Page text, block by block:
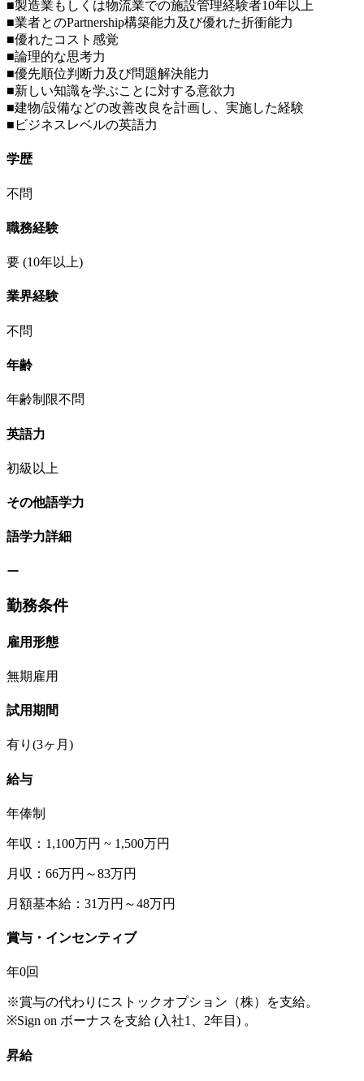
■製造業もしくは物流業での施設管理経験者10年以上
■業者とのPartnership構築能力及び優れた折衝能力
■優れたコスト感覚
■論理的な思考力
■優先順位判断力及び問題解決能力
■新しい知識を学ぶことに対する意欲力
■建物/設備などの改善改良を計画し、実施した経験
■ビジネスレベルの英語力
学歴
不問
職務経験
要 (10年以上)
業界経験
不問
年齢
年齢制限不問
英語力
初級以上
その他語学力
語学力詳細
ー
勤務条件
雇用形態
無期雇用
試用期間
有り(3ヶ月)
給与
年俸制
年収：1,100万円 ~ 1,500万円
月収：66万円～83万円
月額基本給：31万円～48万円
賞与・インセンティブ
年0回
※賞与の代わりにストックオプション（株）を支給。
※Sign on ボーナスを支給 (入社1、2年目) 。
昇給